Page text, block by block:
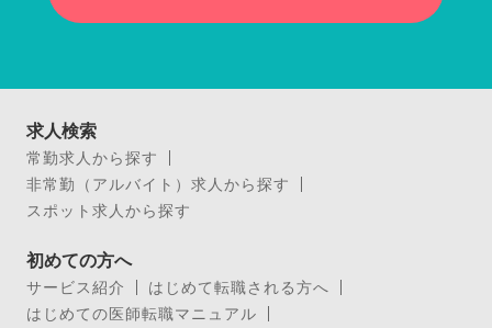
求人検索
常勤求人から探す
非常勤（アルバイト）求人から探す
スポット求人から探す
初めての方へ
サービス紹介
はじめて転職される方へ
はじめての医師転職マニュアル